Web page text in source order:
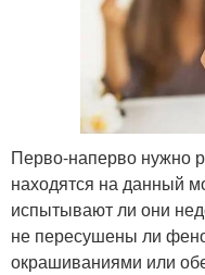
Перво-наперво нужно
находятся на данный
испытывают ли они
не пересушены ли
окрашиваниями или